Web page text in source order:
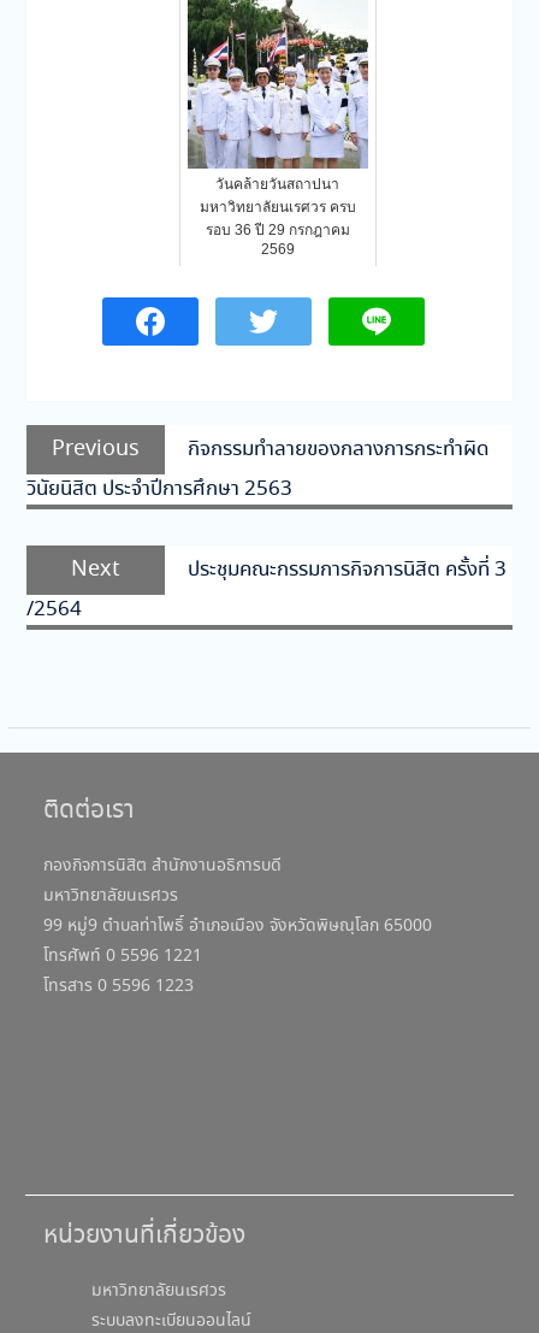
วันคล้ายวันสถาปนา
มหาวิทยาลัยนเรศวร ครบ
รอบ 36 ปี 29 กรกฎาคม
2569
แนะแนว
เรื่อง
Previous
Previous
post:
กิจกรรมทำลายของกลางการกระทำผิด
วินัยนิสิต ประจำปีการศึกษา 2563
Next
Next
post:
ประชุมคณะกรรมการกิจการนิสิต ครั้งที่ 3
/2564
ติดต่อเรา
กองกิจการนิสิต สำนักงานอธิการบดี
มหาวิทยาลัยนเรศวร
99 หมู่9 ตำบลท่าโพธิ์ อำเภอเมือง จังหวัดพิษณุโลก 65000
โทรศัพท์ 0 5596 1221
โทรสาร 0 5596 1223
หน่วยงานที่เกี่ยวข้อง
มหาวิทยาลัยนเรศวร
ระบบลงทะเบียนออนไลน์